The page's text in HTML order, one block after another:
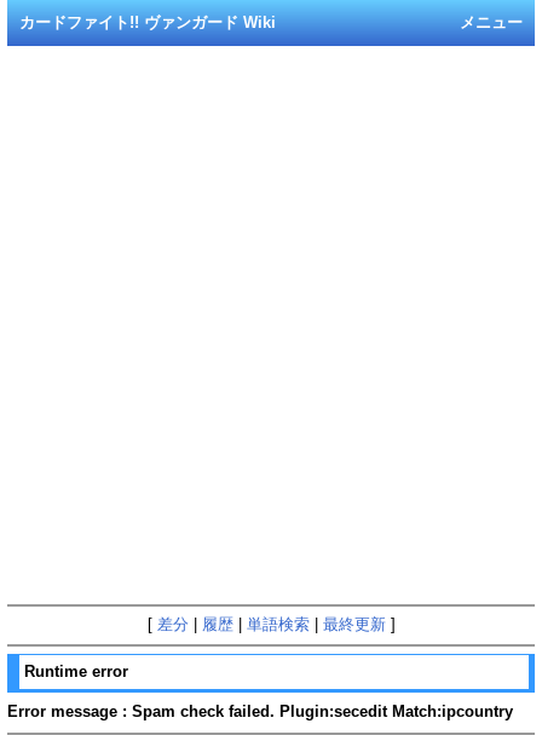
メニュー
カードファイト!! ヴァンガード Wiki
[ 差分 履歴| 単語検索| 最終更新]
Runtime error
Error message : Spam check failed. Plugin:secedit Match:ipcountry